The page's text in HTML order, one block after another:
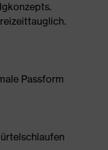
Passform